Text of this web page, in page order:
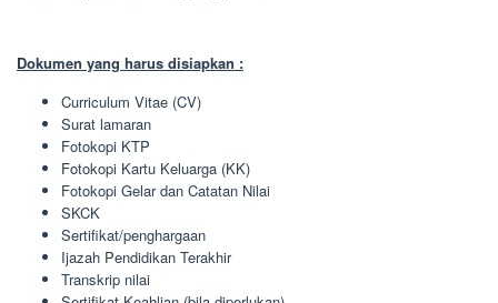
Dokumen yang harus disiapkan :
Curriculum Vitae (CV)
Surat lamaran
Fotokopi KTP
Fotokopi Kartu Keluarga (KK)
Fotokopi Gelar dan Catatan Nilai
SKCK
Sertifikat/penghargaan
Ijazah Pendidikan Terakhir
Transkrip nilai